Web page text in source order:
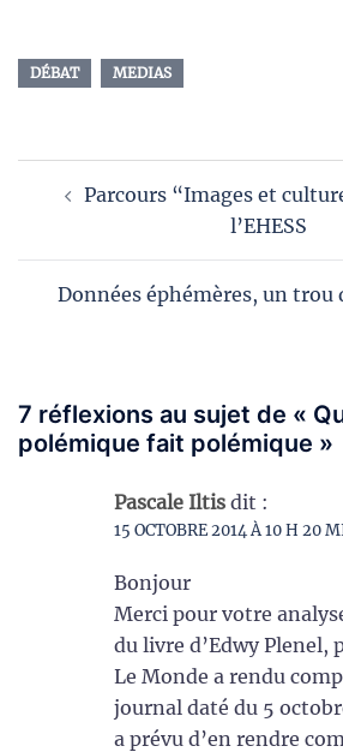
DÉBAT MEDIAS
d’articleParcours “Images et
l’EHESS
Données éphémères, un trou
7 réflexions au sujet de «
polémique fait polémique »
Pascale Iltis dit :
15 OCTOBRE 2014 À 10 H 20
Bonjour
Merci pour votre
du livre d’Edwy Plenel,
Le Monde a rendu
journal daté du 5
a prévu d’en rendre